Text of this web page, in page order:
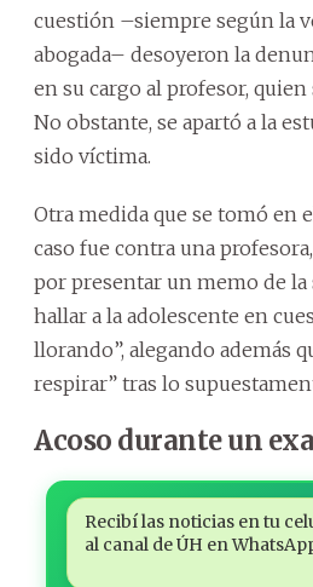
cuestión –siempre según la
abogada– desoyeron la
en su cargo al profesor, quien
No obstante, se apartó a la
sido víctima.
Otra medida que se tomó en
caso fue contra una
por presentar un memo de la
hallar a la adolescente en
llorando”, alegando además
respirar” tras lo
Acoso durante un
Recibí las noticias en tu
al canal de ÚH en